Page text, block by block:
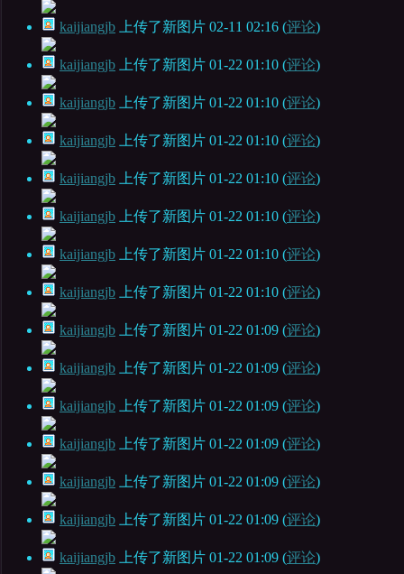
kaijiangjb 上传了新图片 02-11 02:16 (评论)
kaijiangjb 上传了新图片 01-22 01:10 (评论)
kaijiangjb 上传了新图片 01-22 01:10 (评论)
kaijiangjb 上传了新图片 01-22 01:10 (评论)
kaijiangjb 上传了新图片 01-22 01:10 (评论)
kaijiangjb 上传了新图片 01-22 01:10 (评论)
kaijiangjb 上传了新图片 01-22 01:10 (评论)
kaijiangjb 上传了新图片 01-22 01:10 (评论)
kaijiangjb 上传了新图片 01-22 01:09 (评论)
kaijiangjb 上传了新图片 01-22 01:09 (评论)
kaijiangjb 上传了新图片 01-22 01:09 (评论)
kaijiangjb 上传了新图片 01-22 01:09 (评论)
kaijiangjb 上传了新图片 01-22 01:09 (评论)
kaijiangjb 上传了新图片 01-22 01:09 (评论)
kaijiangjb 上传了新图片 01-22 01:09 (评论)